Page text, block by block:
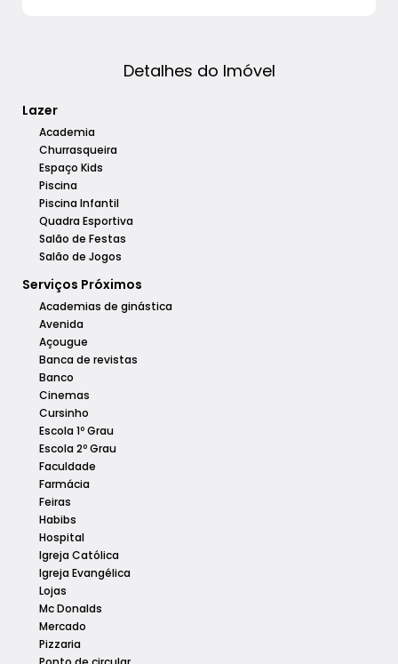
Detalhes do Imóvel
Lazer
Academia
Churrasqueira
Espaço Kids
Piscina
Piscina Infantil
Quadra Esportiva
Salão de Festas
Salão de Jogos
Serviços Próximos
Academias de ginástica
Avenida
Açougue
Banca de revistas
Banco
Cinemas
Cursinho
Escola 1º Grau
Escola 2º Grau
Faculdade
Farmácia
Feiras
Habibs
Hospital
Igreja Católica
Igreja Evangélica
Lojas
Mc Donalds
Mercado
Pizzaria